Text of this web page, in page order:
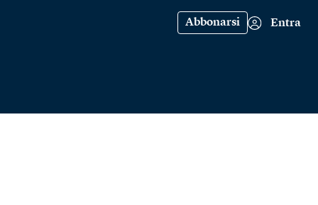
Abbonarsi Entra